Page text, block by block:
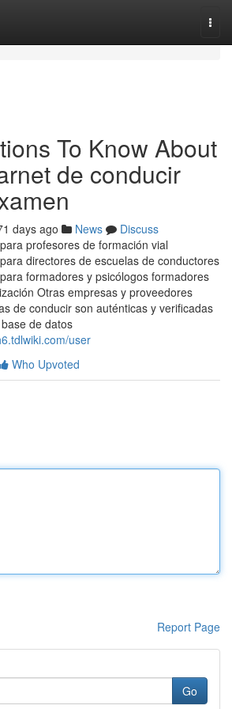
To Know About
de conducir
days ago News
Discuss
profesores de formación vial
directores de escuelas de conductores
formadores y psicólogos formadores
Otras empresas y proveedores
de conducir son auténticas y verificadas
de datos
user
Who Upvoted
Report Page
Go